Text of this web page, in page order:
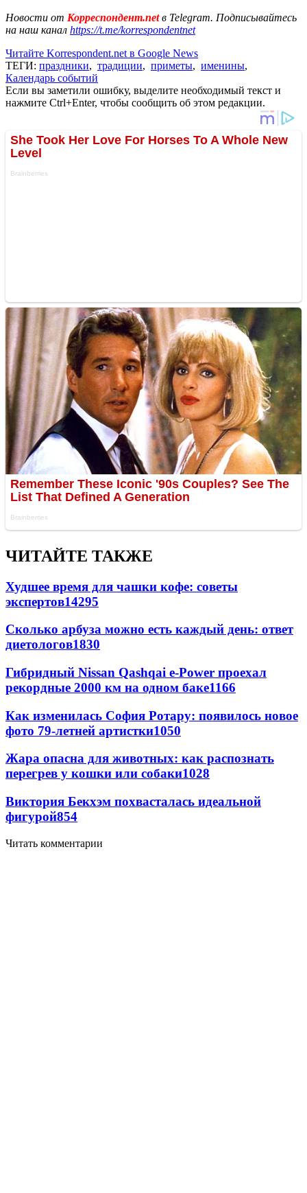
Новости от Корреспондент.netв Telegram. Подписывайтесь
на наш канал https://t.me/korrespondentnet
Читайте Korrespondent.net в Google News
ТЕГИ: праздники, традиции, приметы, именины,
Календарь событий
Если вы заметили ошибку, выделите необходимый текст и
нажмите Ctrl+Enter, чтобы сообщить об этом редакции.
ЧИТАЙТЕ ТАКЖЕ
Худшее время для чашки кофе: советы
экспертов14295
Сколько арбуза можно есть каждый день: ответ
диетологов1830
Гибридный Nissan Qashqai e-Power проехал
рекордные 2000 км на одном баке1166
Как изменилась София Ротару: появилось новое
фото 79-летней артистки1050
Жара опасна для животных: как распознать
перегрев у кошки или собаки1028
Виктория Бекхэм похвасталась идеальной
фигурой854
Читать комментарии